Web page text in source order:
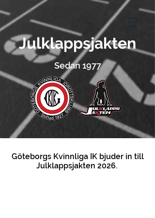
Julklappsjakten
Sedan 1977
Göteborgs Kvinnliga IK bjuder in till
Julklappsjakten 2026.